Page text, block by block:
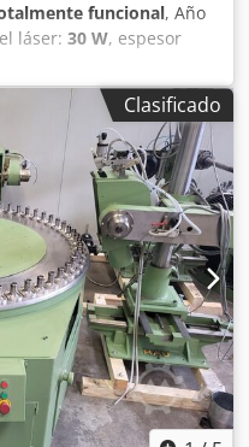
funcional, Año
láser: 30 W, espesor
de chapa de aluminio
por láser de fibra
por Durma
de corte por láser de
para la máxima
de metales.
en Münster y
es sinónimo de
al cliente.
dulce 50 mm acero
boquillas Cambiador
Mesa servo-
Sistema de transporte
Njck Potencia: 30 kW
mm x 1.524 mm Peso
Clasificado